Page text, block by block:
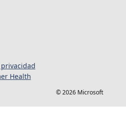
Health
© 2026 Microsoft